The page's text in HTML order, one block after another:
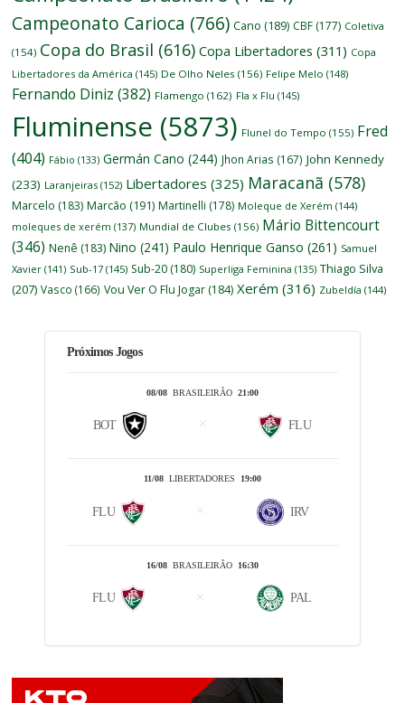
Campeonato Carioca (766) Cano (189) CBF (177) Coletiva
(154) Copa do Brasil (616) Copa Libertadores (311) Copa
Libertadores da América (145) De Olho Neles (156) Felipe Melo (148)
Fernando Diniz (382) Flamengo (162) Fla x Flu (145)
Fluminense (5873) Flunel do Tempo (155) Fred
(404) Fábio (133) Germán Cano (244) Jhon Arias (167) John Kennedy
(233) Laranjeiras (152) Libertadores (325) Maracanã (578)
Marcelo (183) Marcão (191) Martinelli (178) Moleque de Xerém (144)
moleques de xerém (137) Mundial de Clubes (156) Mário Bittencourt
(346) Nenê (183) Nino (241) Paulo Henrique Ganso (261) Samuel
Xavier (141) Sub-17 (145) Sub-20 (180) Superliga Feminina (135) Thiago Silva
(207) Vasco (166) Vou Ver O Flu Jogar (184) Xerém (316) Zubeldía (144)
Próximos Jogos
08/08BRASILEIRÃO 21:00
BOT FLU
11/08LIBERTADORES 19:00
FLU IRV
16/08BRASILEIRÃO 16:30
FLU PAL